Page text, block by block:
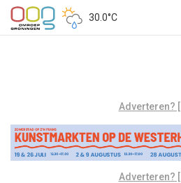
30.0°C
Adverteren?
Adverteren?